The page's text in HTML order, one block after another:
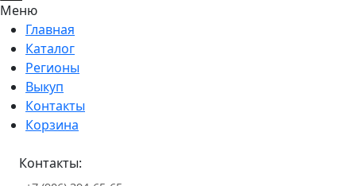
Меню
Главная
Каталог
Регионы
Выкуп
Контакты
Корзина
Контакты: